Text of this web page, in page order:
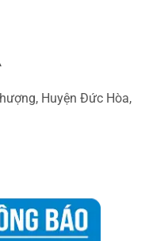
Huyện Đức Hòa,